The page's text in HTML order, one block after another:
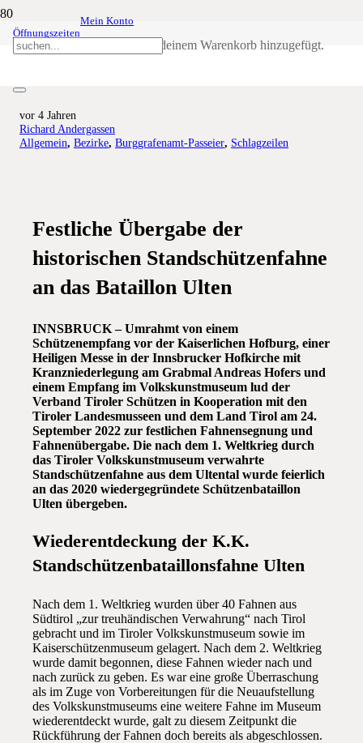
Öffnungszeiten
Mein Konto
wurde deinem Warenkorb hinzugefügt.
Ultner Standschützenfahne kehrt
vor 4 Jahren
Richard Andergassen
Allgemein, Bezirke, Burggrafenamt-Passeier, Schlagzeilen
Festliche Übergabe der
historischen Standschützenfahne
an das Bataillon Ulten
INNSBRUCK – Umrahmt von einem
Schützenempfang vor der Kaiserlichen Hofburg, einer
Heiligen Messe in der Innsbrucker Hofkirche mit
Kranzniederlegung am Grabmal Andreas Hofers und
einem Empfang im Volkskunstmuseum lud der
Verband Tiroler Schützen in Kooperation mit den
Tiroler Landesmusseen und dem Land Tirol am 24.
September 2022 zur festlichen Fahnensegnung und
Fahnenübergabe. Die nach dem 1. Weltkrieg durch
das Tiroler Volkskunstmuseum verwahrte
Standschützenfahne aus dem Ultental wurde feierlich
an das 2020 wiedergegründete Schützenbataillon
Ulten übergeben.
Wiederentdeckung der K.K.
Standschützenbataillonsfahne Ulten
Nach dem 1. Weltkrieg wurden über 40 Fahnen aus
Südtirol „zur treuhändischen Verwahrung“ nach Tirol
gebracht und im Tiroler Volkskunstmuseum sowie im
Kaiserschützenmuseum gelagert. Nach dem 2. Weltkrieg
wurde damit begonnen, diese Fahnen wieder nach und
nach zurück zu geben. Es war eine große Überraschung
als im Zuge von Vorbereitungen für die Neuaufstellung
des Volkskunstmuseums eine weitere Fahne im Museum
wiederentdeckt wurde, galt zu diesem Zeitpunkt die
Rückführung der Fahnen doch bereits als abgeschlossen.